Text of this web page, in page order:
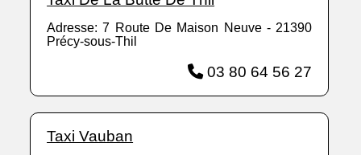
Adresse: 7 Route De Maison Neuve - 21390
Précy-sous-Thil
03 80 64 56 27
Taxi Vauban